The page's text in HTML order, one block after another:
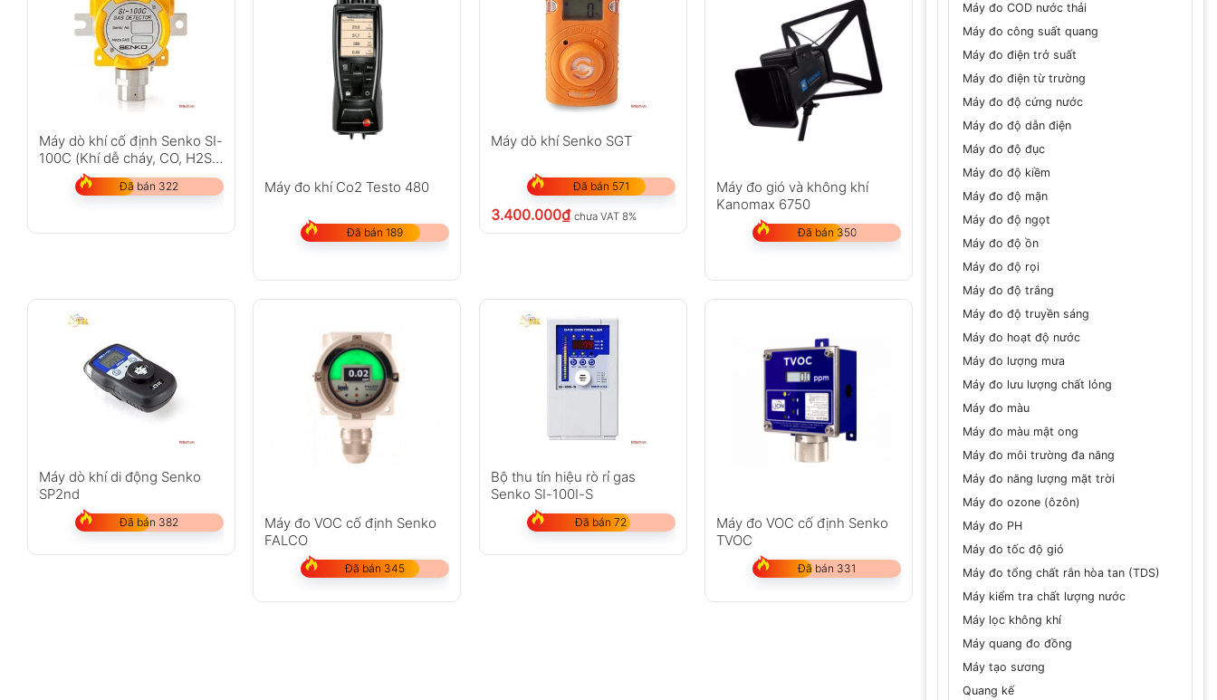
Máy đo COD nước thải
Máy đo công suất quang
Máy đo điện trở suất
Máy đo điện từ trường
Máy đo độ cứng nước
Máy đo độ dẫn điện
Máy đo độ đục
Máy đo độ kiềm
Máy đo độ mặn
Máy đo độ ngọt
Máy đo độ ồn
Máy đo độ rọi
Máy đo độ trắng
Máy đo độ truyền sáng
Máy đo hoạt độ nước
Máy đo lượng mưa
Máy đo lưu lượng chất lỏng
Máy đo màu
Máy đo màu mật ong
Máy đo môi trường đa năng
Máy đo năng lượng mặt trời
Máy đo ozone (ôzôn)
Máy đo PH
Máy đo tốc độ gió
Máy đo tổng chất rắn hòa tan (TDS)
Máy kiểm tra chất lượng nước
Máy lọc không khí
Máy quang đo đồng
Máy tạo sương
Quang kế
Máy dò khí cố định Senko SI-
100C (Khí dễ cháy, CO, H2S,
Đã bán 322 Máy đo khí Co2 Testo 480
Đã bán 189
Máy dò khí Senko SGT
Đã bán 571
3.400.000₫ chưa VAT 8%
Máy đo gió và không khí
Kanomax 6750
Đã bán 350
Máy dò khí di động Senko
SP2nd
Đã bán 382
Máy đo VOC cố định Senko
FALCO
Đã bán 345
Bộ thu tín hiệu rò rỉ gas
Senko SI-100I-S
Đã bán 72
Máy đo VOC cố định Senko
TVOC
Đã bán 331